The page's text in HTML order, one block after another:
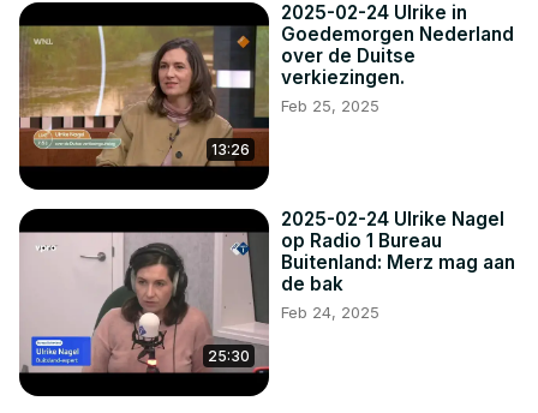
13:26
2025-02-24 Ulrike in
Goedemorgen Nederland
over de Duitse
verkiezingen.
Feb 25, 2025
25:30
2025-02-24 Ulrike Nagel
op Radio 1 Bureau
Buitenland: Merz mag aan
de bak
Feb 24, 2025